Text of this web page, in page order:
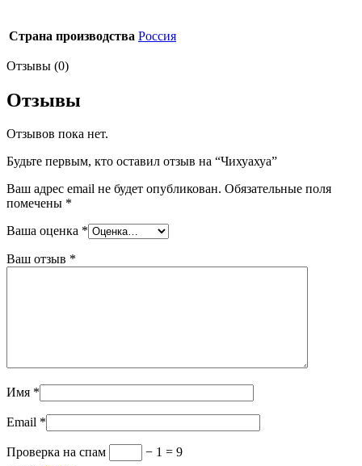
Страна производства Россия
Отзывы (0)
Отзывы
Отзывов пока нет.
Будьте первым, кто оставил отзыв на “Чихуахуа”
Ваш адрес email не будет опубликован. Обязательные поля
помечены *
Ваша оценка *
Ваш отзыв *
Имя *
Email *
Проверка на спам − 1 = 9